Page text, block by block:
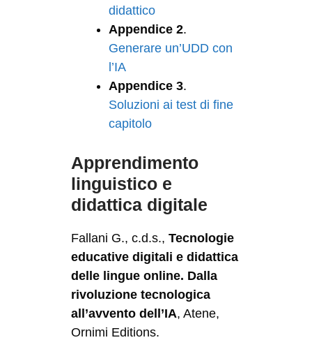
didattico
Appendice 2.
Generare un’UDD con
l’IA
Appendice 3.
Soluzioni ai test di fine
capitolo
Apprendimento
linguistico e
didattica digitale
Fallani G., c.d.s.,Tecnologie
educative digitali e didattica
delle lingue online. Dalla
rivoluzione tecnologica
all’avvento dell’IA, Atene,
Ornimi Editions.